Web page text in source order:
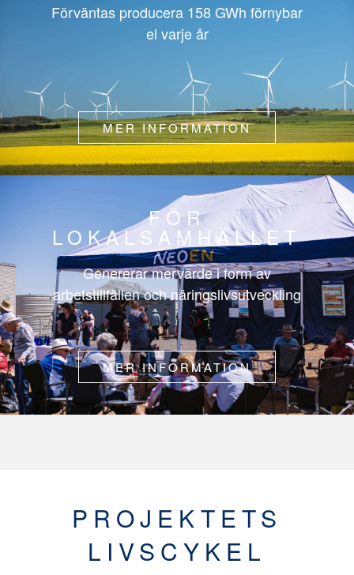
Förväntas producera 158 GWh förnybar
el varje år
MER INFORMATION
FÖR
LOKALSAMHÄLLET
Genererar mervärde i form av
arbetstillfällen och näringslivsutveckling
MER INFORMATION
PROJEKTETS
LIVSCYKEL